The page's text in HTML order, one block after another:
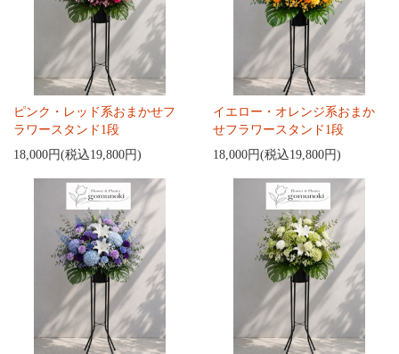
ピンク・レッド系おまかせフ
ラワースタンド1段
18,000円(税込19,800円)
イエロー・オレンジ系おまか
せフラワースタンド1段
18,000円(税込19,800円)